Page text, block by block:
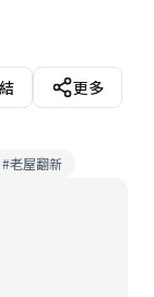
視覺焦點。
式呈現，增添
綠、棕色調的
整體氛圍的溫
更多
#老屋翻新